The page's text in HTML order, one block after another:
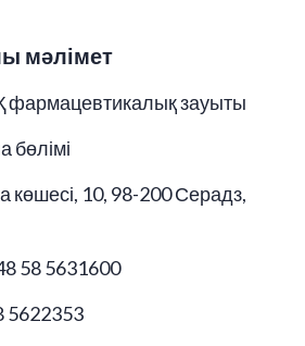
мәлімет
зауыты
бөлімі
көшесі, 10, 98-200 Серадз,
58 5631600
5622353